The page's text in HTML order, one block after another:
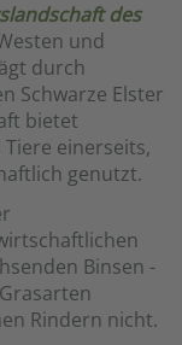
des
und
durch
Schwarze Elster
bietet
einerseits,
genutzt.
Binsen -
Rindern nicht.